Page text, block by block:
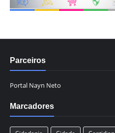
Parceiros
Portal Nayn Neto
Marcadores